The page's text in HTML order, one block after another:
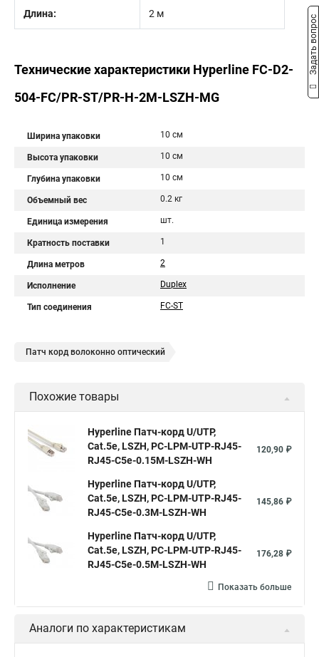
Длина: 2 м
Технические характеристики Hyperline FC-D2-
504-FC/PR-ST/PR-H-2M-LSZH-MG
Ширина упаковки 10 см
Высота упаковки 10 см
Глубина упаковки 10 см
Объемный вес 0.2 кг
Единица измерения шт.
Кратность поставки 1
Длина метров 2
Исполнение Duplex
Тип соединения FC-ST
Патч корд волоконно оптический
Похожие товары
Hyperline Патч-корд U/UTP,
Cat.5е, LSZH, PC-LPM-UTP-RJ45-
RJ45-C5e-0.15M-LSZH-WH
120,90 ₽
Hyperline Патч-корд U/UTP,
Cat.5е, LSZH, PC-LPM-UTP-RJ45-
RJ45-C5e-0.3M-LSZH-WH
145,86 ₽
Hyperline Патч-корд U/UTP,
Cat.5e, LSZH, PC-LPM-UTP-RJ45-
RJ45-C5e-0.5M-LSZH-WH
176,28 ₽
Показать больше
Аналоги по характеристикам
Задать вопрос